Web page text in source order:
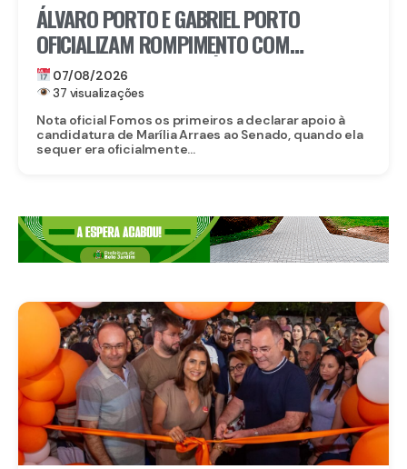
ÁLVARO PORTO E GABRIEL PORTO
OFICIALIZAM ROMPIMENTO COM
CANDIDATURA DE MARÍLIA ARRAES AO
SENADO
07/08/2026
37 visualizações
Nota oficial Fomos os primeiros a declarar apoio à
candidatura de Marília Arraes ao Senado, quando ela
sequer era oficialmente...